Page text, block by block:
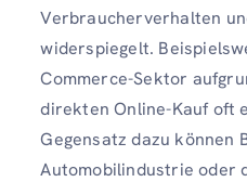
Verbraucherverhalten
widerspiegelt.
Commerce-Sektor
direkten Online-Kauf oft
Gegensatz dazu können
Automobilindustrie oder